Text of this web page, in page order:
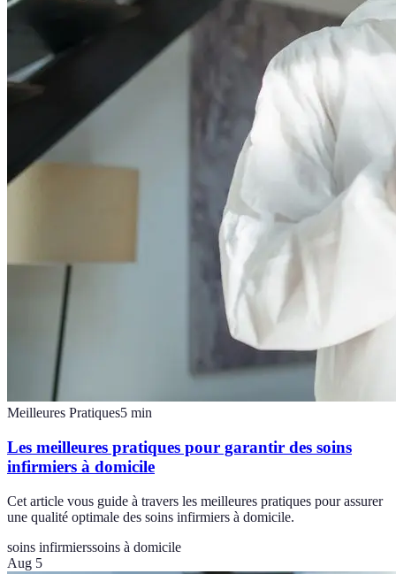
Meilleures Pratiques5 min
Les meilleures pratiques pour garantir des soins
infirmiers à domicile
Cet article vous guide à travers les meilleures pratiques pour assurer
une qualité optimale des soins infirmiers à domicile.
soins infirmierssoins à domicile
Aug 5